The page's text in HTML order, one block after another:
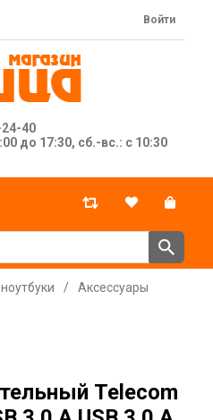
24-40
до 17:30, сб.-вс.: с 10:30
Войти
/
Аксессуары
Telecom